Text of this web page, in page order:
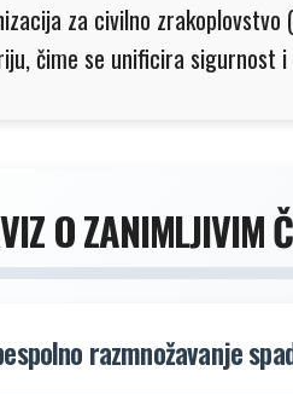
za civilno
čime se unificira sigurnost
O ZANIMLJIVIM
razmnožavanje